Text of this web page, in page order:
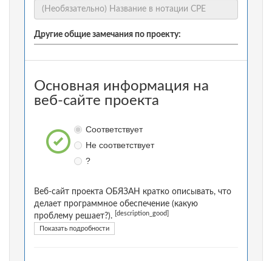
Другие общие замечания по проекту:
Основная информация на
веб-сайте проекта
Соответствует
Не соответствует
?
Веб-сайт проекта ОБЯЗАН кратко описывать, что
делает программное обеспечение (какую
проблему решает?).
[description_good]
Показать подробности